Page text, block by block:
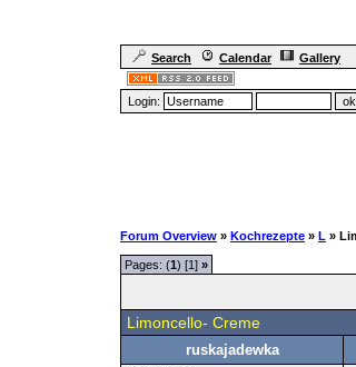
Search
Calendar Gallery
Login:
Forum Overview » Kochrezepte » L »
Pages: (1) [1] »
Limoncello- Creme
ruskajadewka